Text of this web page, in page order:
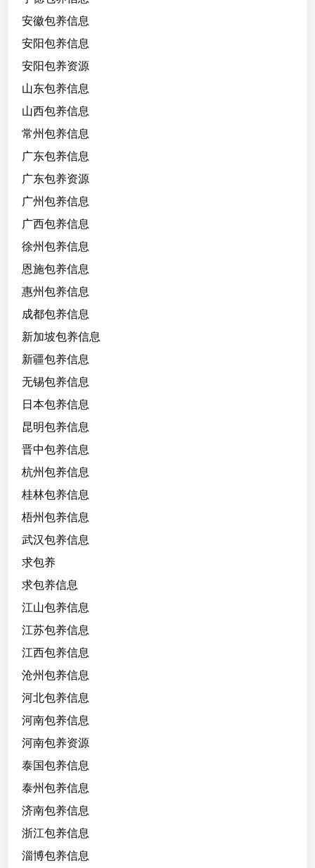
安徽包养信息
安阳包养信息
安阳包养资源
山东包养信息
山西包养信息
常州包养信息
广东包养信息
广东包养资源
广州包养信息
广西包养信息
徐州包养信息
恩施包养信息
惠州包养信息
成都包养信息
新加坡包养信息
新疆包养信息
无锡包养信息
日本包养信息
昆明包养信息
晋中包养信息
杭州包养信息
桂林包养信息
梧州包养信息
武汉包养信息
求包养
求包养信息
江山包养信息
江苏包养信息
江西包养信息
沧州包养信息
河北包养信息
河南包养信息
河南包养资源
泰国包养信息
泰州包养信息
济南包养信息
浙江包养信息
淄博包养信息